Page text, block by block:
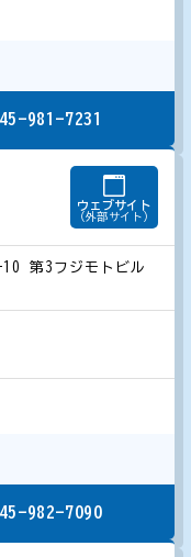
閉じる
981-7231
ウェブサイト
（外部サイト）
第3フジモトビル
982-7090